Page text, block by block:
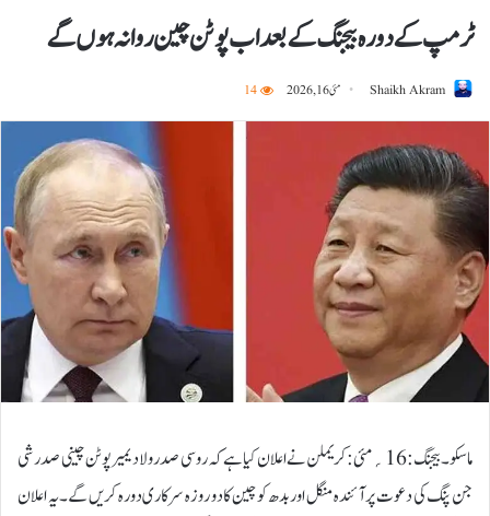
ٹرمپ کے دورہ بیجنگ کے بعد اب پوٹن چین روانہ ہوں گے
Shaikh Akram مئی 16, 2026 14
ماسکو۔بیجنگ:16؍مئی:کریملن نے اعلان کیا ہے کہ روسی صدر ولادیمیر پوٹن چینی صدر شی
جن پنگ کی دعوت پر آئندہ منگل اور بدھ کو چین کا دو روزہ سرکاری دورہ کریں گے۔ یہ اعلان